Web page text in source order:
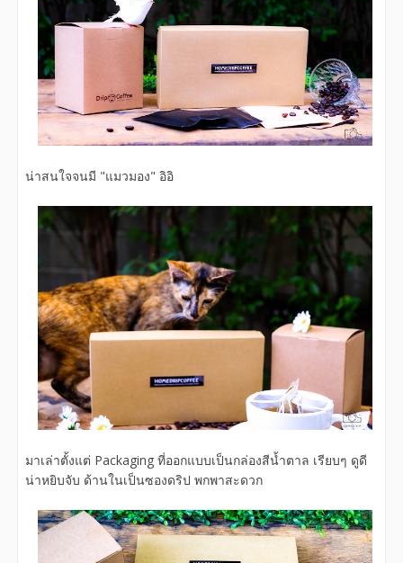
น่าสนใจจนมี "แมวมอง" อิอิ
มาเล่าตั้งแต่ Packaging ที่ออกแบบเป็นกล่องสีน้ำตาล เรียบๆ ดูดี
น่าหยิบจับ ด้านในเป็นซองดริป พกพาสะดวก